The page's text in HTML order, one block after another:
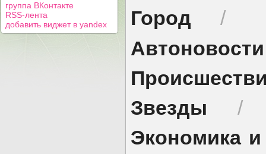
группа ВКонтакте
RSS-лента
добавить виджет в yandex
Город /
Автоновости
Звезды
Экономика